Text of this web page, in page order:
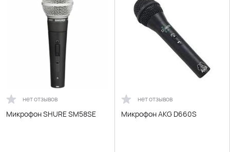
нет отзывов
Микрофон SHURE SM58SE
нет отзывов
Микрофон AKG D660S